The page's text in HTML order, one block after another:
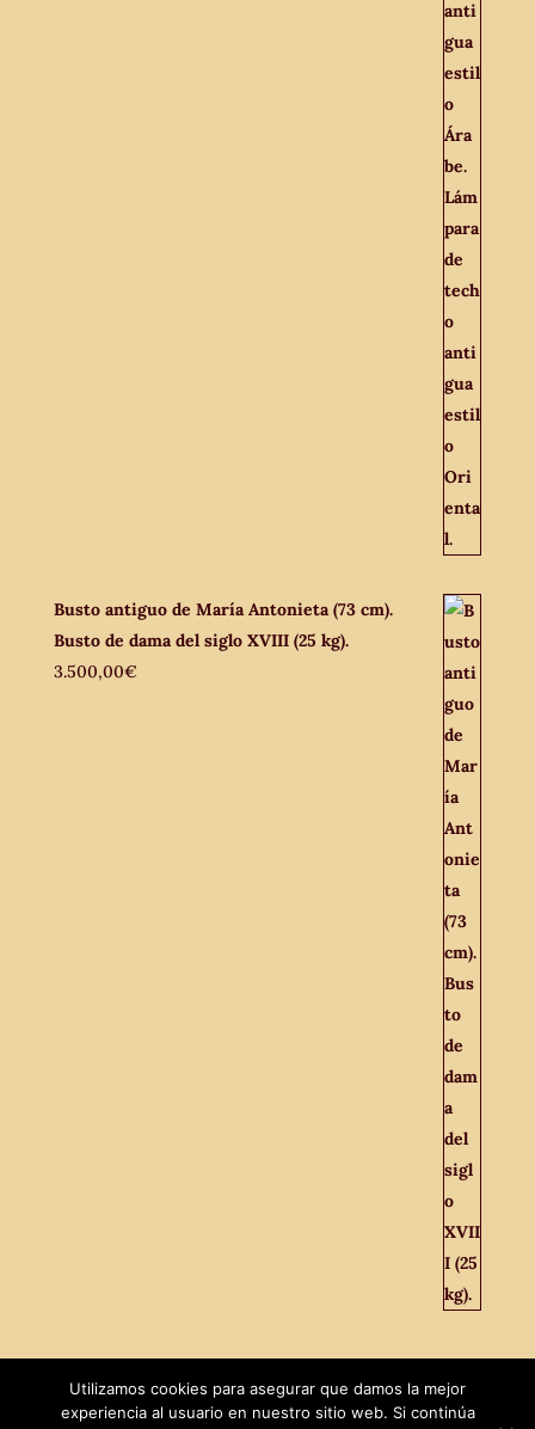
Busto antiguo de María Antonieta (73 cm).
Busto de dama del siglo XVIII (25 kg).
3.500,00€
Utilizamos cookies para asegurar que damos la mejor
experiencia al usuario en nuestro sitio web. Si continúa